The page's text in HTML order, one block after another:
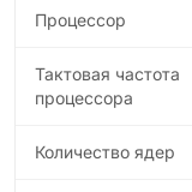
Процессор
Тактовая частота
процессора
Количество ядер